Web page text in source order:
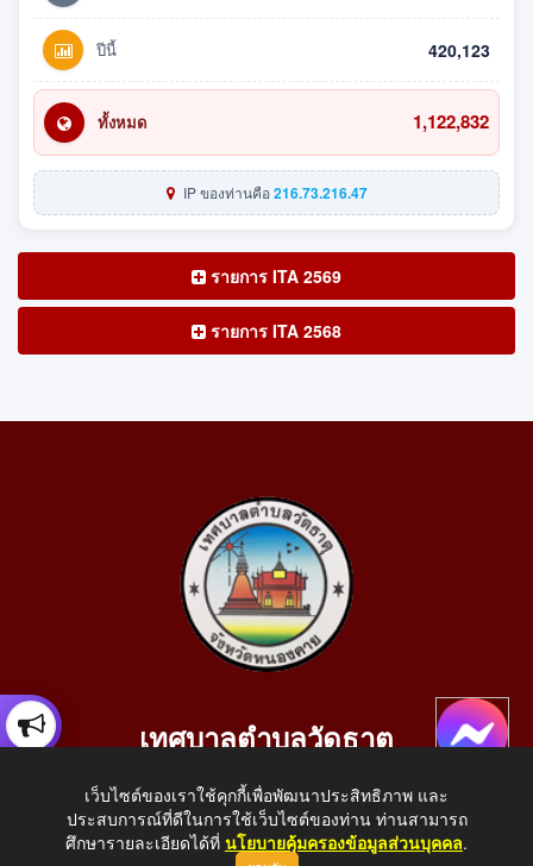
ปีนี้ 420,123
ทั้งหมด 1,122,832
IP ของท่านคือ216.73.216.47
รายการ ITA 2569
รายการ ITA 2568
เทศบาลตำบลวัดธาตุ
อ.เมือง จ.หนองคาย 43000
โทรศัพท์: 042-414758 โทรสาร: 042-414759
เว็บไซต์ของเราใช้คุกกี้เพื่อพัฒนาประสิทธิภาพ และ
ประสบการณ์ที่ดีในการใช้เว็บไซต์ของท่าน ท่านสามารถ
ศึกษารายละเอียดได้ที่ นโยบายคุ้มครองข้อมูลส่วนบุคคล.